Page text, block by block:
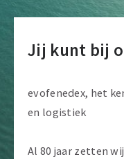
Jij kunt bij
evofenedex, het
en logistiek
Al 80 jaar zetten